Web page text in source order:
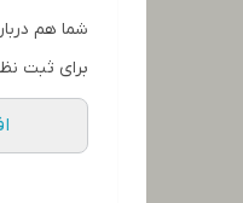
شما هم
برای ثبت